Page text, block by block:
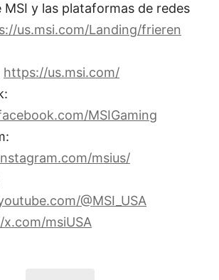
y las plataformas de redes
us.msi.com/Landing/frieren
https://us.msi.com/
MSIGaming
msius/
@MSI_USA
msiUSA